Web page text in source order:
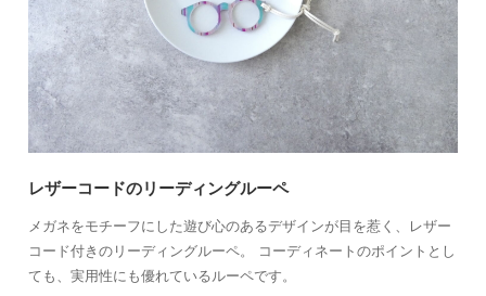
レザーコードのリーディングルーペ
メガネをモチーフにした遊び心のあるデザインが目を惹く、レザー
コード付きのリーディングルーペ。 コーディネートのポイントとし
ても、実用性にも優れているルーペです。